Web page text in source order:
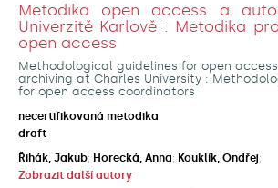
Metodika open access a
Univerzitě Karlově : Metodika
open access
Methodological guidelines for open
archiving at Charles University :
for open access coordinators
necertifikovaná metodika
draft
Řihák, Jakub; Horecká, Anna; Kouklík, Ondřej;
Zobrazit další autory